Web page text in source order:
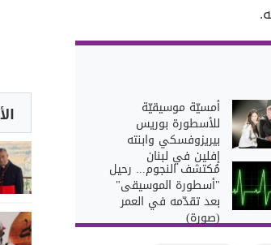
أمسيّة موسيقيّة
للأسطورة بوريس
بيريزوفسكي وابنته
إفلين في لبنان
مُكتشف النجوم... رحيل
"أسطورة الموسيقى"
بعد تقدّمه في العمر
(صورة)